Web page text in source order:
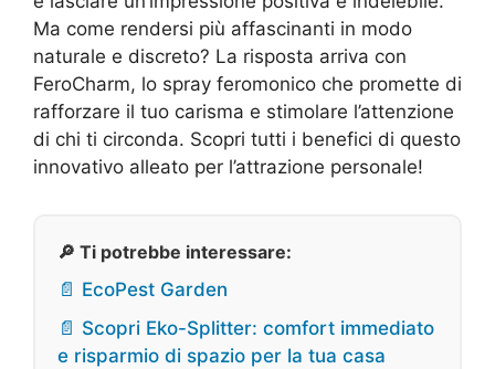
Ma come rendersi più affascinanti in modo
naturale e discreto? La risposta arriva con
FeroCharm, lo spray feromonico che promette di
rafforzare il tuo carisma e stimolare l’attenzione
di chi ti circonda. Scopri tutti i benefici di questo
innovativo alleato per l’attrazione personale!
🔎 Ti potrebbe interessare:
📄 EcoPest Garden
📄 Scopri Eko-Splitter: comfort immediato
e risparmio di spazio per la tua casa